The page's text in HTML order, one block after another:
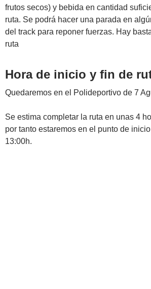
frutos secos) y bebida en cantidad
ruta. Se podrá hacer una parada en
del track para reponer fuerzas. Hay
ruta
Hora de inicio y fin de
Quedaremos en el Polideportivo de 7
Se estima completar la ruta en unas 4
por tanto estaremos en el punto de
13:00h.